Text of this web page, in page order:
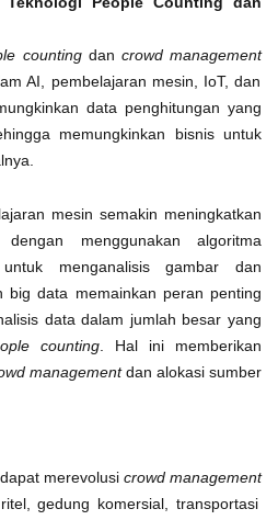
countingdan crowd management
AI, pembelajaran mesin, IoT, dan
data penghitungan yang
memungkinkan bisnis untuk
mesin semakin meningkatkan
menggunakan algoritma
menganalisis gambar dan
big data memainkan peran penting
data dalam jumlah besar yang
counting . Hal ini memberikan
managementdan alokasi sumber
dapat merevolusi crowd management
gedung komersial, transportasi